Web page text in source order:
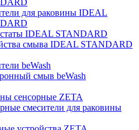
для раковины IDEAL
IDEAL STANDARD
смыва IDEAL STANDARD
beWash
смыв beWash
сенсорные ZETA
смесители для раковины